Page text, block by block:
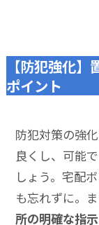
【防犯強化
ポイント
防犯対策の強
良くし、可能
しょう。宅配
も忘れずに。
所の明確な指示